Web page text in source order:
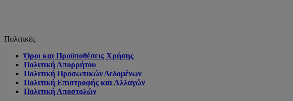
Πολιτικές
Όροι και Προϋποθέσεις Χρήσης
Πολιτική Απορρήτου
Πολιτική Προσωπικών Δεδομένων
Πολιτική Επιστροφής και Αλλαγών
Πολιτική Αποστολών